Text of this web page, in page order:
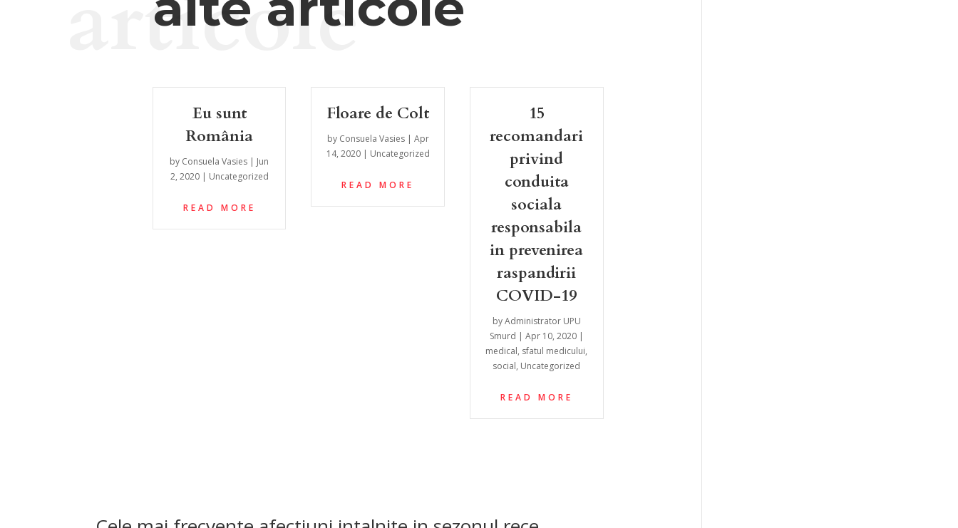
Eu sunt
România
by Consuela Vasies | Jun
2, 2020| Uncategorized
READ MORE
Floare de Colt
by Consuela Vasies| Apr
14, 2020| Uncategorized
READ MORE
15
recomandari
privind
conduita
sociala
responsabila
in prevenirea
raspandirii
COVID-19
byAdministrator UPU
Smurd | Apr 10, 2020|
medical, sfatul medicului,
social, Uncategorized
READ MORE